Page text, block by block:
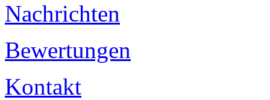
Nachrichten
Bewertungen
Kontakt